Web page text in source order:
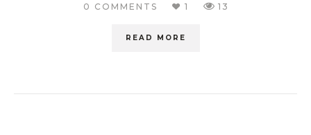
0 COMMENTS 1 13
READ MORE